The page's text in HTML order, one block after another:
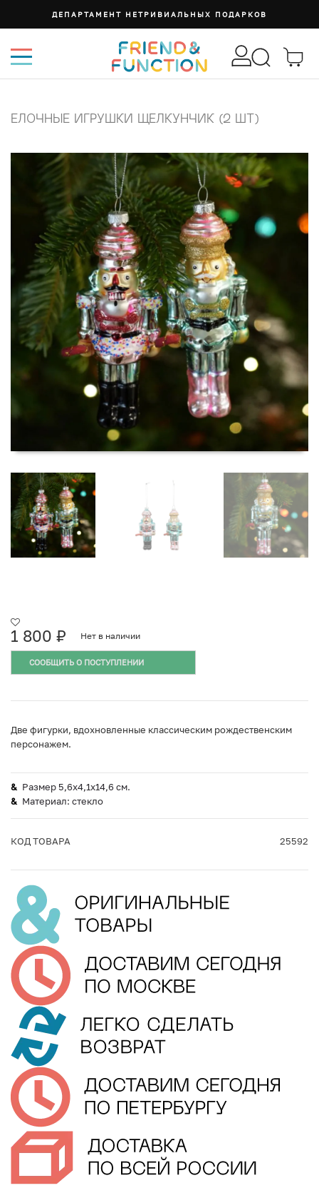
ДЕПАРТАМЕНТ НЕТРИВИАЛЬНЫХ ПОДАРКОВ
ЕЛОЧНЫЕ ИГРУШКИ ЩЕЛКУНЧИК (2 ШТ)
1 800 ₽ Нет в наличии
СООБЩИТЬ О ПОСТУПЛЕНИИ
Две фигурки, вдохновленные классическим рождественским
персонажем.
Размер 5,6x4,1x14,6 см.
Материал: cтекло
КОД ТОВАРА 25592